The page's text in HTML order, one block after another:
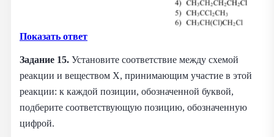
Показать ответ
Задание 15. Установите соответствие между схемой
реакции и веществом Х, принимающим участие в этой
реакции: к каждой позиции, обозначенной буквой,
подберите соответствующую позицию, обозначенную
цифрой.